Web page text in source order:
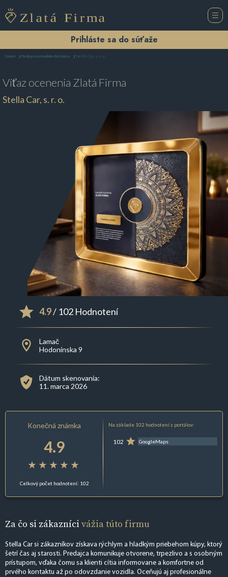
Prihláste sa do súťaže
Domov Predajca automobilov Bratislava Stella Car, s. r. o.
Víťaz ocenenia Zlatá Firma
Stella Car, s. r. o.
4.9/ 102 Hodnotení
Lamač
Hodonínska 9
Dátum skenovania:
11. marca 2026
Konečná známka
4.9
Celkový počet hodnotení: 102
Na základe 102 hodnotení z portálov:
102 GoogleMaps
Za čo si zákazníci vážia túto firmu
Stella Car si zákazníkov získava rýchlym a hladkým priebehom kúpy, ktorý
šetrí čas aj starosti. Predajca komunikuje otvorene, trpezlivo a s osobným
prístupom, vďaka čomu sa klienti cítia informovane a komfortne od
prvého kontaktu až po odovzdanie vozidla. Oceňujú aj profesionálne